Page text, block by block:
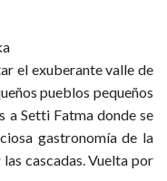
el exuberante valle de
pueblos pequeños
a Setti Fatma donde se
gastronomía de la
cascadas. Vuelta por